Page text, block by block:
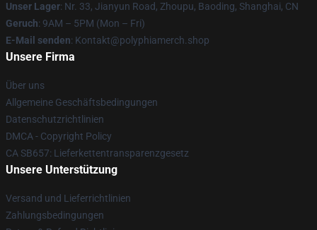
Unser Lager: Nr. 33, Jianyun Road, Zhoupu, Baoding, Shanghai, CN
Geruch: 9AM – 5PM (Mon – Fri)
E-Mail senden: Kontakt@polyphiamerch.shop
Unsere Firma
Über uns
Allgemeine Geschäftsbedingungen
Datenschutzrichtlinien
DMCA - Copyright Policy
CA SB657: Lieferkettentransparenzgesetz
Unsere Unterstützung
Versand und Lieferrichtlinien
Zahlungsbedingungen